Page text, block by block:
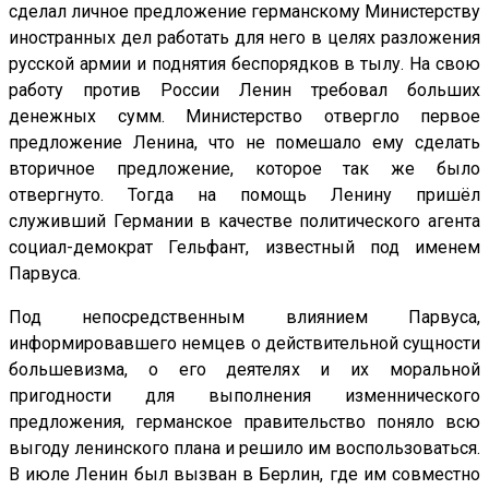
сделал личное предложение германскому Министерству
иностранных дел работать для него в целях разложения
русской армии и поднятия беспорядков в тылу. На свою
работу против России Ленин требовал больших
денежных сумм. Министерство отвергло первое
предложение Ленина, что не помешало ему сделать
вторичное предложение, которое так же было
отвергнуто. Тогда на помощь Ленину пришёл
служивший Германии в качестве политического агента
социал-демократ Гельфант, известный под именем
Парвуса.
Под непосредственным влиянием Парвуса,
информировавшего немцев о действительной сущности
большевизма, о его деятелях и их моральной
пригодности для выполнения изменнического
предложения, германское правительство поняло всю
выгоду ленинского плана и решило им воспользоваться.
В июле Ленин был вызван в Берлин, где им совместно